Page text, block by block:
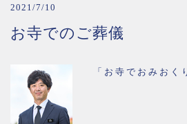
2021/7/10
お寺でのご葬儀
「お寺でおみおく